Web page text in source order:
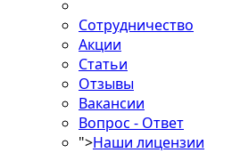
Сотрудничество
Акции
Статьи
Отзывы
Вакансии
Вопрос - Ответ
">Наши лицензии